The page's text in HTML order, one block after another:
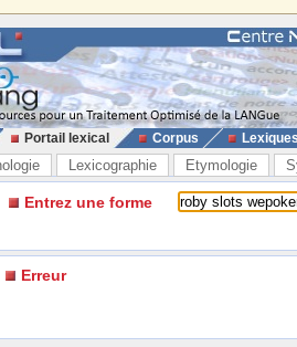
Portail lexical Corpus
Lexicographie Etymologie
Entrez une forme
Erreur